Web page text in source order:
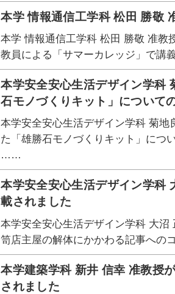
本学 情報通信工学科 松田 勝敬
本学 情報通信工学科 松田 勝敬 准教
教員による「サマーカレッジ」で
本学安全安心生活デザイン学科
石モノづくりキット」について
本学安全安心生活デザイン学科 菊
た「雄勝石モノづくりキット」につ
……
本学安全安心生活デザイン学科
載されました
本学安全安心生活デザイン学科 大
笥店主屋の解体にかかわる記事へ
本学建築学科 新井 信幸 准教授
されました